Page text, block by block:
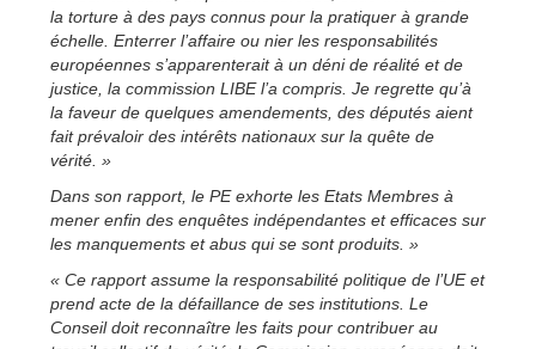
la torture à des pays connus pour la pratiquer à grande
échelle. Enterrer l’affaire ou nier les responsabilités
européennes s’apparenterait à un déni de réalité et de
justice, la commission LIBE l’a compris. Je regrette qu’à
la faveur de quelques amendements, des députés aient
fait prévaloir des intérêts nationaux sur la quête de
vérité. »
Dans son rapport, le PE exhorte les Etats Membres à
mener enfin des enquêtes indépendantes et efficaces sur
les manquements et abus qui se sont produits. »
« Ce rapport assume la responsabilité politique de l’UE et
prend acte de la défaillance de ses institutions. Le
Conseil doit reconnaître les faits pour contribuer au